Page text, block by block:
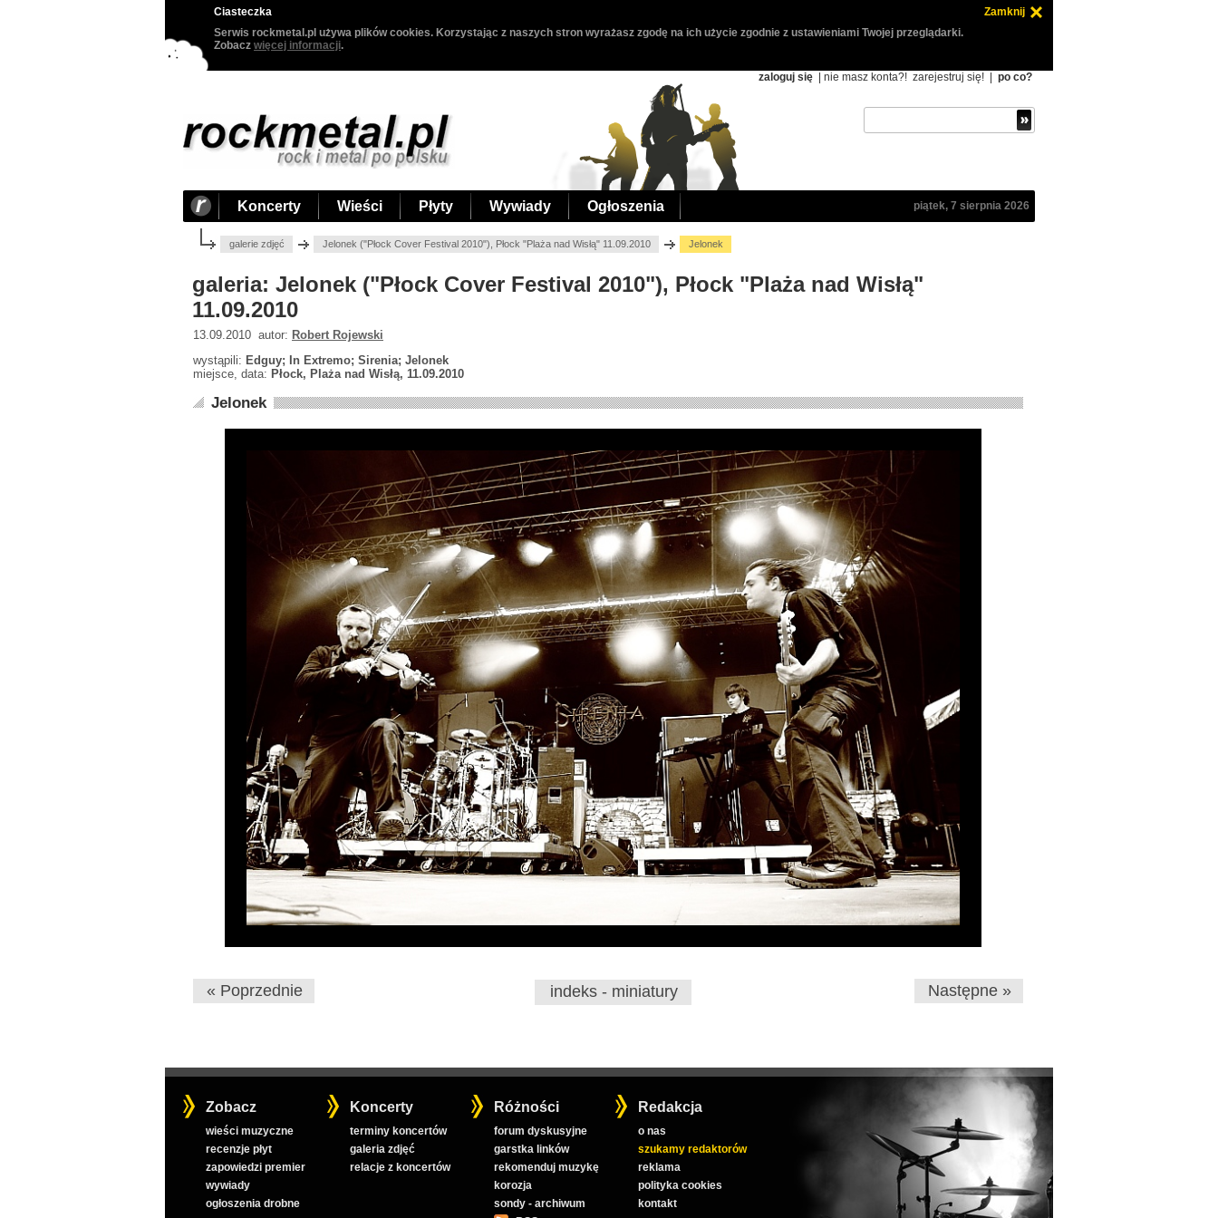
Ciasteczka
Zamknij
Serwis rockmetal.pl używa plików cookies. Korzystając z naszych stron wyrażasz zgodę na ich użycie zgodnie z ustawieniami Twojej przeglądarki.
Zobacz więcej informacji.
zaloguj się | nie masz konta?! zarejestruj się! po co?
Koncerty Wieści Płyty Wywiady Ogłoszenia piątek, 7 sierpnia 2026
galerie zdjęć Jelonek ("Płock Cover Festival 2010"), Płock "Plaża nad Wisłą" 11.09.2010 Jelonek
galeria: Jelonek ("Płock Cover Festival 2010"), Płock "Plaża nad Wisłą"
11.09.2010
13.09.2010 autor: Robert Rojewski
wystąpili: Edguy; In Extremo; Sirenia; Jelonek
miejsce, data: Płock, Plaża nad Wisłą, 11.09.2010
Jelonek
« Poprzednie indeks - miniatury Następne »
Zobacz
wieści muzyczne
recenzje płyt
zapowiedzi premier
wywiady
ogłoszenia drobne
Koncerty
terminy koncertów
galeria zdjęć
relacje z koncertów
Różności
forum dyskusyjne
garstka linków
rekomenduj muzykę
korozja
sondy - archiwum
Redakcja
o nas
szukamy redaktorów
reklama
polityka cookies
kontakt